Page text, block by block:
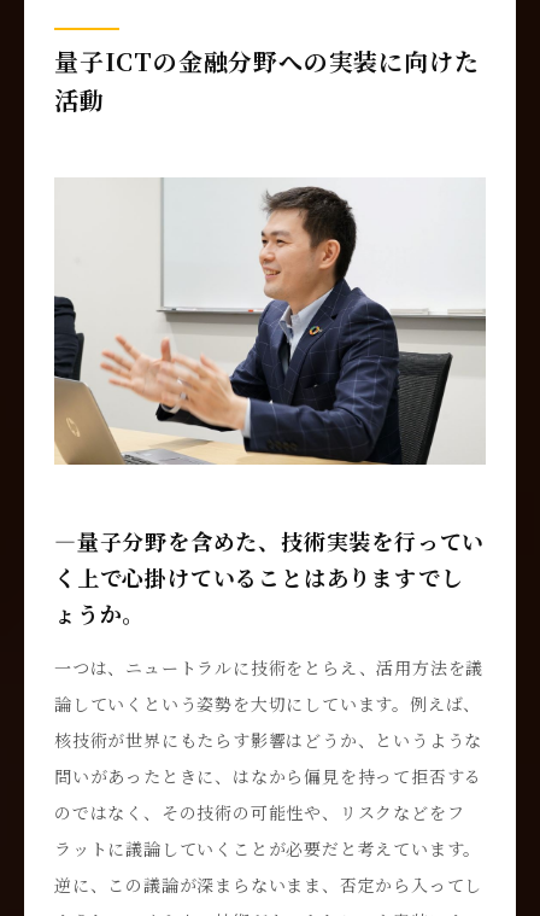
量子ICTの金融分野への実装に向けた
活動
―量子分野を含めた、技術実装を行ってい
く上で心掛けていることはありますでし
ょうか。
一つは、ニュートラルに技術をとらえ、活用方法を議
論していくという姿勢を大切にしています。例えば、
核技術が世界にもたらす影響はどうか、というような
問いがあったときに、はなから偏見を持って拒否する
のではなく、その技術の可能性や、リスクなどをフ
ラットに議論していくことが必要だと考えています。
逆に、この議論が深まらないまま、否定から入ってし